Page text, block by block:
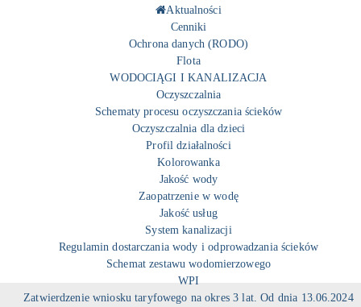
Aktualności
Cenniki
Ochrona danych (RODO)
Flota
WODOCIĄGI I KANALIZACJA
Oczyszczalnia
Schematy procesu oczyszczania ścieków
Oczyszczalnia dla dzieci
Profil działalności
Kolorowanka
Jakość wody
Zaopatrzenie w wodę
Jakość usług
System kanalizacji
Regulamin dostarczania wody i odprowadzania ścieków
Schemat zestawu wodomierzowego
WPI
Zatwierdzenie wniosku taryfowego na okres 3 lat. Od dnia 13.06.2024